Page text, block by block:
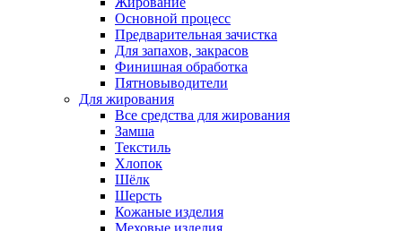
Основной процесс
Предварительная зачистка
Для запахов, закрасов
Финишная обработка
Пятновыводители
Для жирования
Все средства для жирования
Замша
Текстиль
Хлопок
Шёлк
Шерсть
Кожаные изделия
Меховые изделия